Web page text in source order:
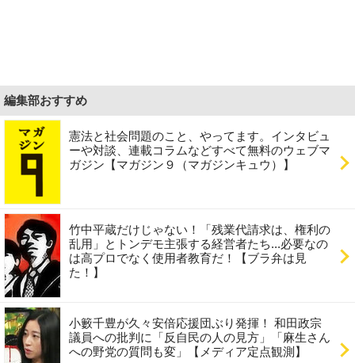
編集部おすすめ
憲法と社会問題のこと、やってます。インタビュ
ーや対談、連載コラムなどすべて無料のウェブマ
ガジン【マガジン９（マガジンキュウ）】
竹中平蔵だけじゃない！「残業代請求は、権利の
乱用」とトンデモ主張する経営者たち...必要なの
は高プロでなく使用者教育だ！【ブラ弁は見
た！】
小籔千豊が久々安倍応援団ぶり発揮！ 和田政宗
議員への批判に「反自民の人の見方」「麻生さん
への野党の質問も変」【メディア定点観測】